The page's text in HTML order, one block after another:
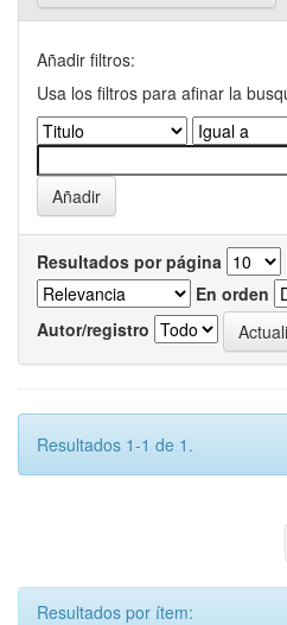
Añadir filtros:
Usa los filtros para afinar la
Resultados por página
En orden
Autor/registro
Resultados 1-1 de 1.
Resultados por ítem: